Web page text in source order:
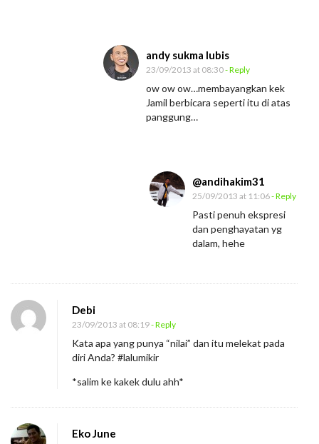
andy sukma lubis
23/09/2013 at 08:30- Reply
ow ow ow…membayangkan kek
Jamil berbicara seperti itu di atas
panggung…
@andihakim31
25/09/2013 at 11:06- Reply
Pasti penuh ekspresi
dan penghayatan yg
dalam, hehe
Debi
23/09/2013 at 08:19- Reply
Kata apa yang punya “nilai” dan itu melekat pada
diri Anda? #lalumikir
*salim ke kakek dulu ahh*
Eko June